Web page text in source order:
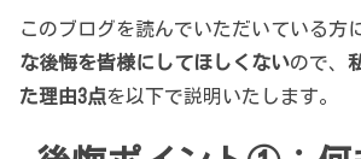
このブログを読んでいただいている方
な後悔を皆様にしてほしくないので、
た理由3点を以下で説明いたします。